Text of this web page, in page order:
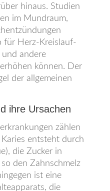
hinaus. Studien
im Mundraum,
für Herz-Kreislauf-
und andere
können. Der
der allgemeinen
ihre Ursachen
zählen
entsteht durch
die Zucker in
den Zahnschmelz
ist eine
die